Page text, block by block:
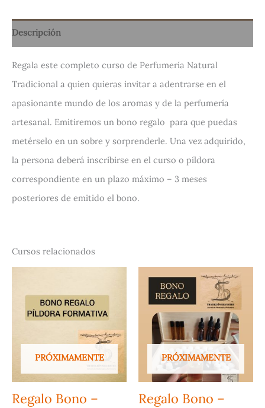
Descripción
Regala este completo curso de Perfumería Natural
Tradicional a quien quieras invitar a adentrarse en el
apasionante mundo de los aromas y de la perfumería
artesanal. Emitiremos un bono regalo para que puedas
metérselo en un sobre y sorprenderle. Una vez adquirido,
la persona deberá inscribirse en el curso o píldora
correspondiente en un plazo máximo – 3 meses
posteriores de emitido el bono.
Cursos relacionados
PRÓXIMAMENTE
Regalo Bono –
PRÓXIMAMENTE
Regalo Bono –